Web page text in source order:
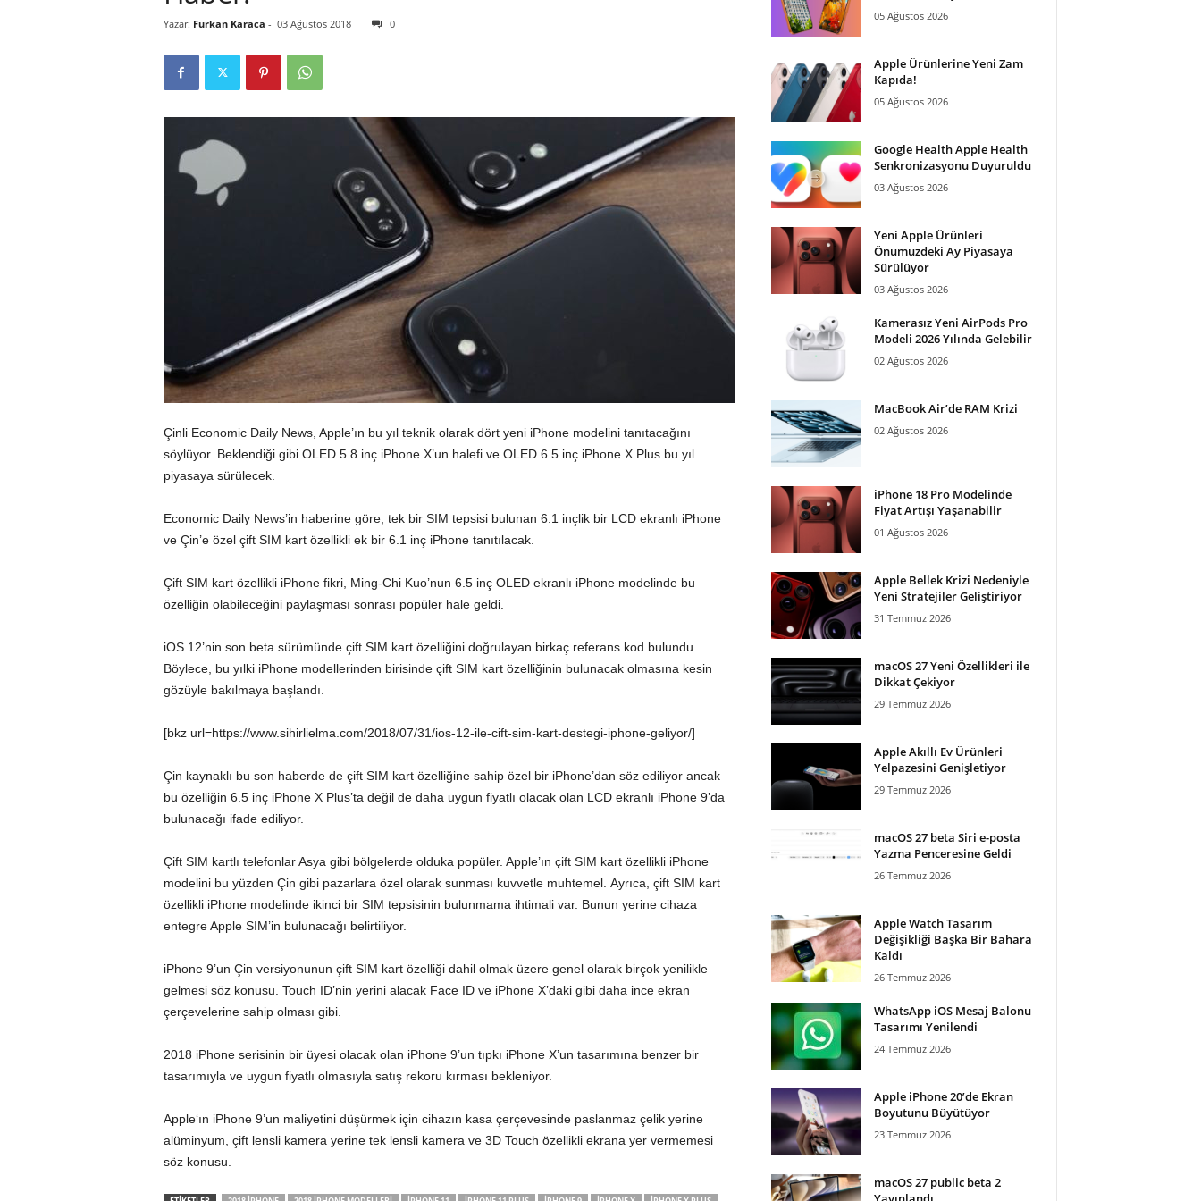
i
Yazar: Furkan Karaca - 03 Ağustos 2018 0
Çinli Economic Daily News, Apple’ın bu yıl teknik olarak dört yeni iPhone modelini tanıtacağını
söylüyor. Beklendiği gibi OLED 5.8 inç iPhone X’un halefi ve OLED 6.5 inç iPhone X Plus bu yıl
piyasaya sürülecek.
Economic Daily News’in haberine göre, tek bir SIM tepsisi bulunan 6.1 inçlik bir LCD ekranlı iPhone
ve Çin’e özel çift SIM kart özellikli ek bir 6.1 inç iPhone tanıtılacak.
Çift SIM kart özellikli iPhone fikri, Ming-Chi Kuo’nun 6.5 inç OLED ekranlı iPhone modelinde bu
özelliğin olabileceğini paylaşması sonrası popüler hale geldi.
iOS 12’nin son beta sürümünde çift SIM kart özelliğini doğrulayan birkaç referans kod bulundu.
Böylece, bu yılki iPhone modellerinden birisinde çift SIM kart özelliğinin bulunacak olmasına kesin
gözüyle bakılmaya başlandı.
[bkz url=https://www.sihirlielma.com/2018/07/31/ios-12-ile-cift-sim-kart-destegi-iphone-geliyor/]
Çin kaynaklı bu son haberde de çift SIM kart özelliğine sahip özel bir iPhone’dan söz ediliyor ancak
bu özelliğin 6.5 inç iPhone X Plus’ta değil de daha uygun fiyatlı olacak olan LCD ekranlı iPhone 9’da
bulunacağı ifade ediliyor.
Çift SIM kartlı telefonlar Asya gibi bölgelerde olduka popüler. Apple’ın çift SIM kart özellikli iPhone
modelini bu yüzden Çin gibi pazarlara özel olarak sunması kuvvetle muhtemel. Ayrıca, çift SIM kart
özellikli iPhone modelinde ikinci bir SIM tepsisinin bulunmama ihtimali var. Bunun yerine cihaza
entegre Apple SIM’in bulunacağı belirtiliyor.
iPhone 9’un Çin versiyonunun çift SIM kart özelliği dahil olmak üzere genel olarak birçok yenilikle
gelmesi söz konusu. Touch ID’nin yerini alacak Face ID ve iPhone X’daki gibi daha ince ekran
çerçevelerine sahip olması gibi.
2018 iPhone serisinin bir üyesi olacak olan iPhone 9’un tıpkı iPhone X’un tasarımına benzer bir
tasarımıyla ve uygun fiyatlı olmasıyla satış rekoru kırması bekleniyor.
Apple‘ın iPhone 9’un maliyetini düşürmek için cihazın kasa çerçevesinde paslanmaz çelik yerine
alüminyum, çift lensli kamera yerine tek lensli kamera ve 3D Touch özellikli ekrana yer vermemesi
söz konusu.
05 Ağustos 2026
Apple Ürünlerine Yeni Zam
Kapıda!
05 Ağustos 2026
Google Health Apple Health
Senkronizasyonu Duyuruldu
03 Ağustos 2026
Yeni Apple Ürünleri
Önümüzdeki Ay Piyasaya
Sürülüyor
03 Ağustos 2026
Kamerasız Yeni AirPods Pro
Modeli 2026 Yılında Gelebilir
02 Ağustos 2026
MacBook Air’de RAM Krizi
02 Ağustos 2026
iPhone 18 Pro Modelinde
Fiyat Artışı Yaşanabilir
01 Ağustos 2026
Apple Bellek Krizi Nedeniyle
Yeni Stratejiler Geliştiriyor
31 Temmuz 2026
macOS 27 Yeni Özellikleri ile
Dikkat Çekiyor
29 Temmuz 2026
Apple Akıllı Ev Ürünleri
Yelpazesini Genişletiyor
29 Temmuz 2026
macOS 27 beta Siri e-posta
Yazma Penceresine Geldi
26 Temmuz 2026
Apple Watch Tasarım
Değişikliği Başka Bir Bahara
Kaldı
26 Temmuz 2026
WhatsApp iOS Mesaj Balonu
Tasarımı Yenilendi
24 Temmuz 2026
Apple iPhone 20’de Ekran
Boyutunu Büyütüyor
23 Temmuz 2026
macOS 27 public beta 2